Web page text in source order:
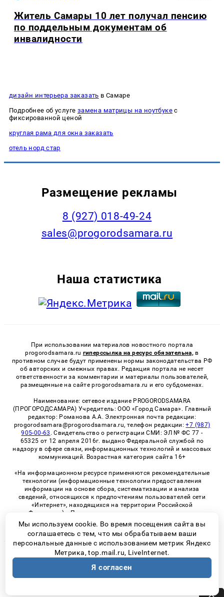
Житель Самары 10 лет получал пенсию
по поддельным документам об
инвалидности
дизайн интерьера заказать в Самаре
Подробнее об услуге замена матрицы на ноутбукес
фиксированной ценой
круглая рама для окна заказать
отель норд стар
Размещение рекламы
8 (927) 018-49-24
sales@progorodsamara.ru
Наша статистика
При использовании материалов новостного портала
progorodsamara.ru гиперссылка на ресурс обязательна, в
противном случае будут применены нормы законодательства РФ
об авторских и смежных правах. Редакция портала не несет
ответственности за комментарии и материалы пользователей,
размещенные на сайте progorodsamara.ru и его субдоменах.
Наименование: сетевое издание PROGORODSAMARA
(ПРОГОРОДСАМАРА) Учредитель: ООО «Город Самара». Главный
редактор: Романова А.А. Электронная почта редакции:
progorodsamara@progorodsamara.ru, телефон редакции:+7 (987)
905-00-63 . Свидетельство о регистрации СМИ: ЭЛ № ФС 77 -
65325 от 12 апреля 2016г. выдано Федеральной службой по
надзору в сфере связи, информационных технологий и массовых
коммуникаций. Возрастная категория сайта 16+
«На информационном ресурсе применяются рекомендательные
технологии (информационные технологии предоставления
информации на основе сбора, систематизации и анализа
сведений, относящихся к предпочтениям пользователей сети
«Интернет», находящихся на территории Российской
Федерации)». Правила применения рекомендательных
технологий в виджетах рекламно-обменной сети
«СМИ2» (PDF)
© 2026 «ProGorodSamara» | Все права защищены
Возрастная категория сайта 16+
Политика конфиденциальности
Мы используем cookie. Во время посещения сайта вы
соглашаетесь с тем, что мы обрабатываем ваши
персональные данные с использованием метрик Яндекс
Метрика, top.mail.ru, LiveInternet.
Я согласен